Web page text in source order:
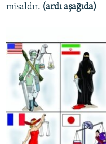
misaldır. (ardı aşağıda)